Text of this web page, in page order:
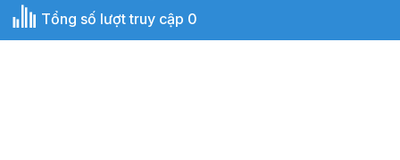
Tổng số lượt truy cập 0